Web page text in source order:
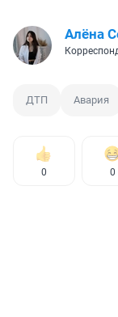
Алёна
ДТП Авария
0 0